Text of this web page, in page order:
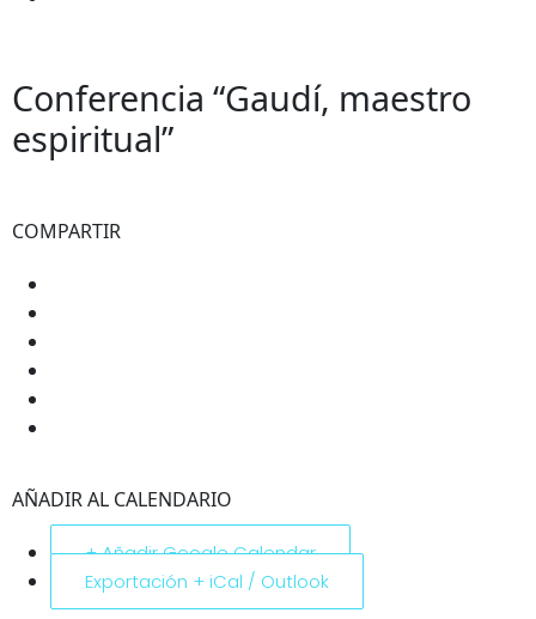
Conferencia “Gaudí, maestro
espiritual”
COMPARTIR
AÑADIR AL CALENDARIO
+ Añadir Google Calendar
Exportación + iCal / Outlook